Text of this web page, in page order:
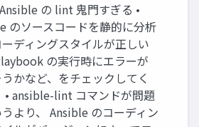
の lint 鬼門すぎる •
のソースコードを静的に分析
ーディングスタイルが正しい
の実行時にエラーが
かなど、をチェックしてく
• ansible-lint コマンドが問題
より、 Ansible のコーディン